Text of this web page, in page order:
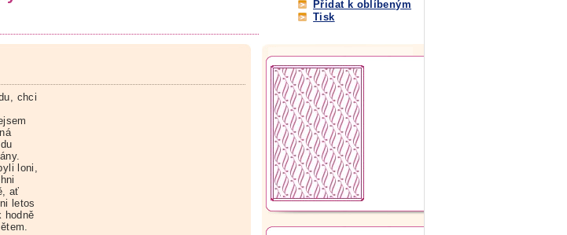
Přidat k oblíbeným
Tisk
chci
loni,
ať
letos
hodně